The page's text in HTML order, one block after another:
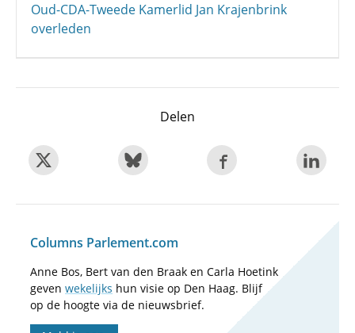
Oud-CDA-Tweede Kamerlid Jan Krajenbrink
overleden
Delen
Columns Parlement.com
Anne Bos, Bert van den Braak en Carla Hoetink
geven wekelijks hun visie op Den Haag. Blijf
op de hoogte via de nieuwsbrief.